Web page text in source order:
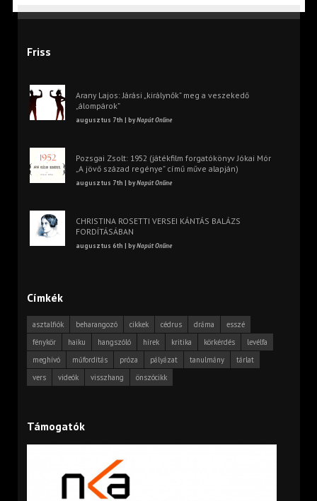
Friss
Arany Lajos: Járási „királynők” meg a veszekedő
„álompárok”
augusztus 7th | byNapút Online
Pozsgai Zsolt: 1952 (játékfilm forgatókönyv Jókai Mór
„A jövő század regénye” című műve alapján)
augusztus 7th | byNapút Online
CHRISTINA ROSETTI VERSEI KÁNTÁS BALÁZS
FORDÍTÁSÁBAN
augusztus 6th | byNapút Online
Címkék
asztalfiók beharangozó cikkek cédrus dráma
esszé
fénykör
haiku hangszóló hírek kritika körkérdés
levélfa
meghívó
műfordítás próza pályázat tanulmány
tárlat
vers
videók visszhang önszócikk
Támogatók